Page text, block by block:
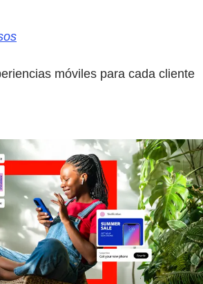
móviles para cada cliente